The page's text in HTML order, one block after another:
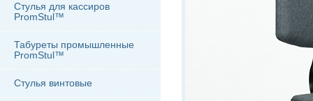
Стулья для кассиров
PromStul™
Табуреты промышленные
PromStul™
Стулья винтовые